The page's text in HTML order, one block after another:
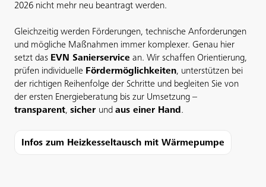
2026 nicht mehr neu beantragt werden.
Gleichzeitig werden Förderungen, technische Anforderungen
und mögliche Maßnahmen immer komplexer. Genau hier
setzt das EVN Sanierservice an. Wir schaffen Orientierung,
prüfen individuelle Fördermöglichkeiten, unterstützen bei
der richtigen Reihenfolge der Schritte und begleiten Sie von
der ersten Energieberatung bis zur Umsetzung –
transparent, sicher und aus einer Hand .
Infos zum Heizkesseltausch mit Wärmepumpe